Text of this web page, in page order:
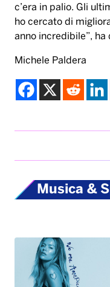
c’era in palio. Gli
ho cercato di
anno incredibile”,
Michele Paldera
Musica &